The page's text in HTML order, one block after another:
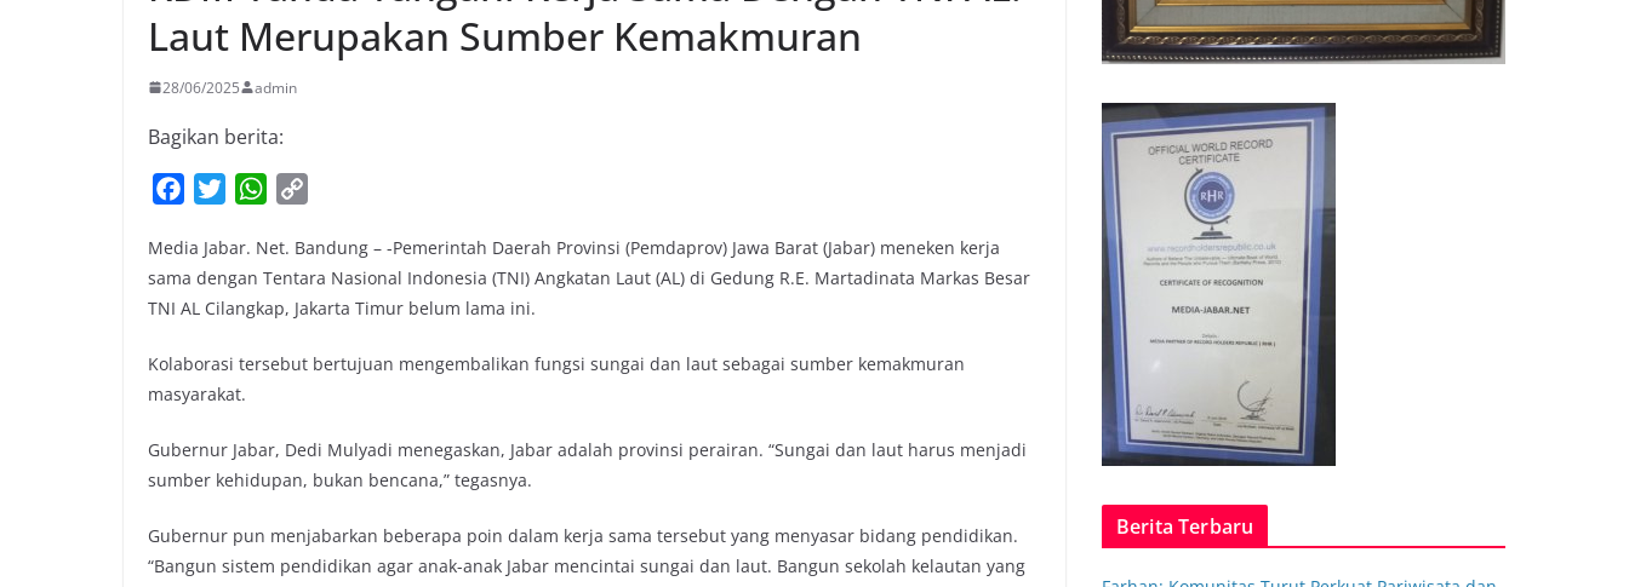
Laut Merupakan Sumber Kemakmuran
28/06/2025 admin
Bagikan berita:
c
e
b
o
k
i
t
t
r
W
a
t
s
p
p
y
L
n
Media Jabar. Net. Bandung – -Pemerintah Daerah Provinsi (Pemdaprov) Jawa Barat (Jabar) meneken kerja
sama dengan Tentara Nasional Indonesia (TNI) Angkatan Laut (AL) di Gedung R.E. Martadinata Markas Besar
TNI AL Cilangkap, Jakarta Timur belum lama ini.
Kolaborasi tersebut bertujuan mengembalikan fungsi sungai dan laut sebagai sumber kemakmuran
masyarakat.
Gubernur Jabar, Dedi Mulyadi menegaskan, Jabar adalah provinsi perairan. “Sungai dan laut harus menjadi
sumber kehidupan, bukan bencana,” tegasnya.
Gubernur pun menjabarkan beberapa poin dalam kerja sama tersebut yang menyasar bidang pendidikan.
“Bangun sistem pendidikan agar anak-anak Jabar mencintai sungai dan laut. Bangun sekolah kelautan yang
Berita Terbaru